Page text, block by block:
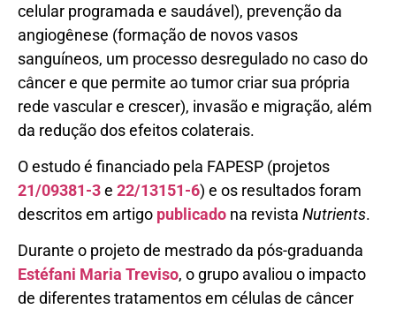
celular programada e saudável), prevenção da
angiogênese (formação de novos vasos
sanguíneos, um processo desregulado no caso do
câncer e que permite ao tumor criar sua própria
rede vascular e crescer), invasão e migração, além
da redução dos efeitos colaterais.
O estudo é financiado pela FAPESP (projetos
21/09381-3e 22/13151-6) e os resultados foram
descritos em artigo publicado na revista Nutrients.
Durante o projeto de mestrado da pós-graduanda
Estéfani Maria Treviso, o grupo avaliou o impacto
de diferentes tratamentos em células de câncer